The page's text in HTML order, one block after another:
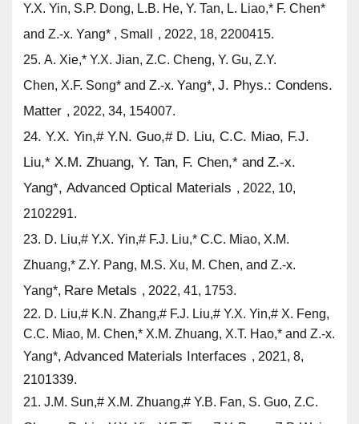
Y.X. Yin, S.P. Dong, L.B. He, Y. Tan, L. Liao,* F. Chen*
and Z.-x. Yang*, Small
, 2022, 18, 2200415.
25. A. Xie,* Y.X. Jian, Z.C. Cheng, Y. Gu, Z.Y.
Chen, X.F. Song* and Z.-x. Yang*, J. Phys.: Condens.
Matter , 2022, 34, 154007.
24. Y.X. Yin,#Y.N. Guo,#D. Liu, C.C. Miao, F.J.
Liu,* X.M. Zhuang, Y. Tan, F. Chen,* and Z.-x.
Yang*, Advanced Optical Materials , 2022, 10,
2102291.
23. D. Liu,# Y.X. Yin,#F.J. Liu,* C.C. Miao, X.M.
Zhuang,* Z.Y. Pang, M.S. Xu, M. Chen, and Z.-x.
Yang*, Rare Metals , 2022, 41, 1753.
22. D. Liu,#K.N. Zhang,#F.J. Liu,#Y.X. Yin,#X. Feng,
C.C. Miao, M. Chen,* X.M. Zhuang, X.T. Hao,* and Z.-x.
Yang*, Advanced Materials Interfaces , 2021, 8,
2101339.
21. J.M. Sun,#X.M. Zhuang,#Y.B. Fan, S. Guo, Z.C.